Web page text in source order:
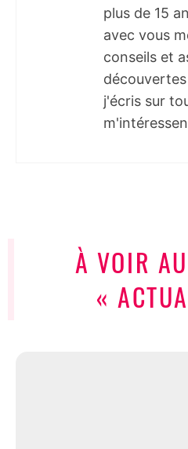
plus de 15
avec vous
conseils et
j'écris sur
À VOIR
«